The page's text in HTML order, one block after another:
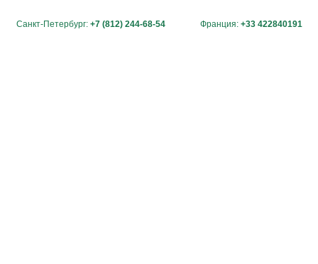
Санкт-Петербург: +7 (812) 244-68-54 Франция: +33 422840191